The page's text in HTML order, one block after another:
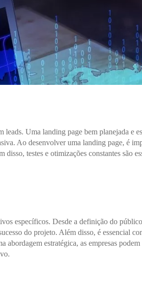
Uma landing page bem planejada e
Ao desenvolver uma landing page, é
testes e otimizações constantes são
específicos. Desde a definição do
do projeto. Além disso, é essencial
estratégica, as empresas